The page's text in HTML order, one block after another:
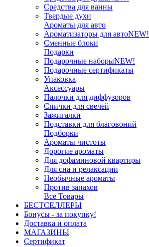
Средства для ванны
Твердые духи
Ароматы для авто
Ароматизаторы для автоNEW!
Сменные блоки
Подарки
Подарочные наборыNEW!
Подарочные сертификаты
Упаковка
Аксессуары
Палочки для диффузоров
Спички для свечей
Зажигалки
Подставки для благовоний
Подборки
Ароматы чистоты
Дорогие ароматы
Для дофаминовой квартиры
Для сна и релаксации
Необычные ароматы
Против запахов
Все Товары
БЕСТСЕЛЛЕРЫ
Бонусы - за покупку!
Доставка и оплата
МАГАЗИНЫ
Cертификат